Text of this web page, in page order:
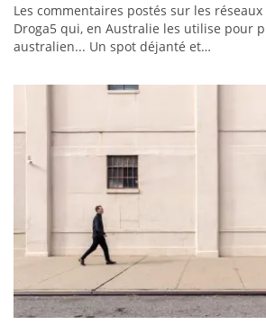
Les commentaires postés sur les
Droga5 qui, en Australie les utilise pour
australien... Un spot déjanté et…